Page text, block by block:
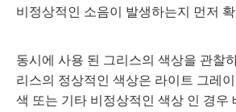
비정상적인 소음이 발생하는지 먼저
동시에 사용 된 그리스의 색상을 관찰
리스의 정상적인 색상은 라이트 그레
색 또는 기타 비정상적인 색상 인 경우